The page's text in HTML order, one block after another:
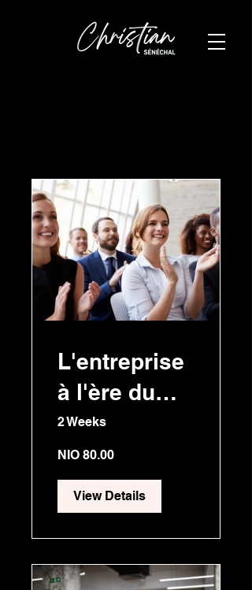
L'entreprise
à l'ère du
numérique
2 Weeks
NIO 80.00
View Details